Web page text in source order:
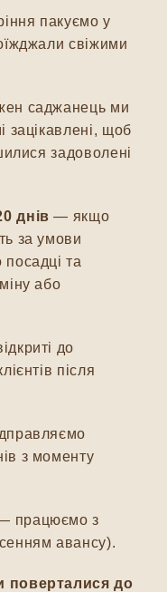
пакуємо у
свіжими
саджанець ми
зацікавлені, щоб
задоволені
днів — якщо
за умови
та
або
до
після
з моменту
працюємо з
авансу).
поверталися до